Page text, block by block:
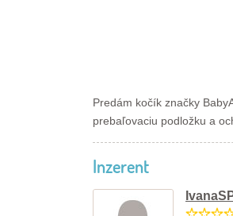
Predám kočík značky
prebaľovaciu podložku a
Inzerent